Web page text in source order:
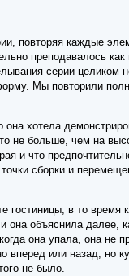
повторяя каждые
преподавалось
серии целиком
Мы повторили
хотела
не больше, чем на
и что
сборки и
гостиницы, в то время
объяснила далее,
она упала, она не
вперед или назад, но
не было.